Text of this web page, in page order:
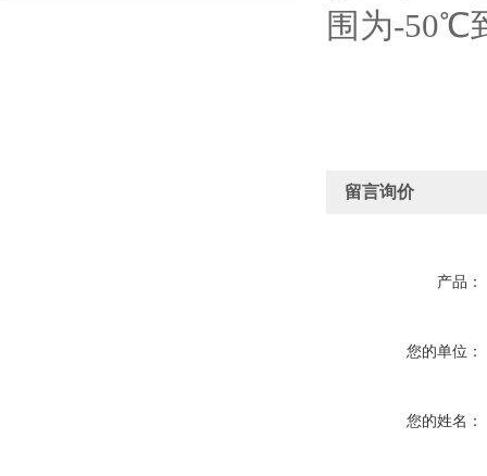
围为-
留言询价
产品：
您的单位：
您的姓名：